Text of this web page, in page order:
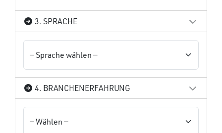
3. SPRACHE
4. BRANCHENERFAHRUNG